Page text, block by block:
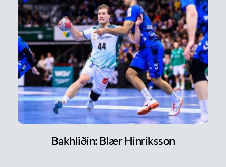
Bakhliðin: Blær Hinriksson